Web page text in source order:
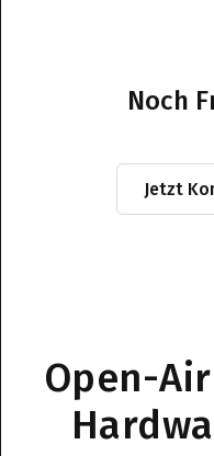
Noch
Jetzt
Open-